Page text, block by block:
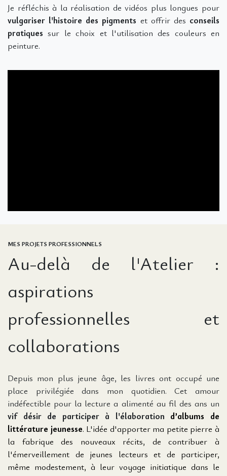
Je réfléchis à la réalisation de vidéos plus longues pour
vulgariser l'histoire des pigments et offrir des conseils
pratiques sur le choix et l'utilisation des couleurs en
peinture.
MES PROJETS PROFESSIONNELS
Au-delà de l'Atelier :
aspirations
professionnelles et
collaborations
Depuis mon plus jeune âge, les livres ont occupé une
place privilégiée dans mon quotidien. Cet amour
indéfectible pour la lecture a alimenté au fil des ans un
vif désir de participer à l'élaboration d’albums de
littérature jeunesse. L'idée d'apporter ma petite pierre à
la fabrique des nouveaux récits, de contribuer à
l'émerveillement de jeunes lecteurs et de participer,
même modestement, à leur voyage initiatique dans le